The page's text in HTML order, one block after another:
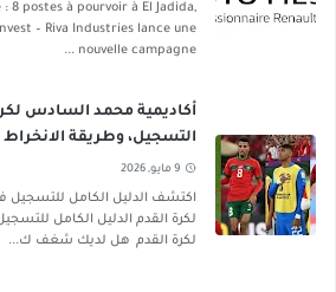
8 postes à pourvoir à El Jadida,
– Riva Industries lance une
nouvelle campagne ...
أكاديمية محمد السادس
التسجيل، وطريقة الانخراط
9 مايو, 2026
اكتشف الدليل الكامل للتسجيل
لكرة القدم الدليل الكامل
لكرة القدم هل لديك شغف ك...